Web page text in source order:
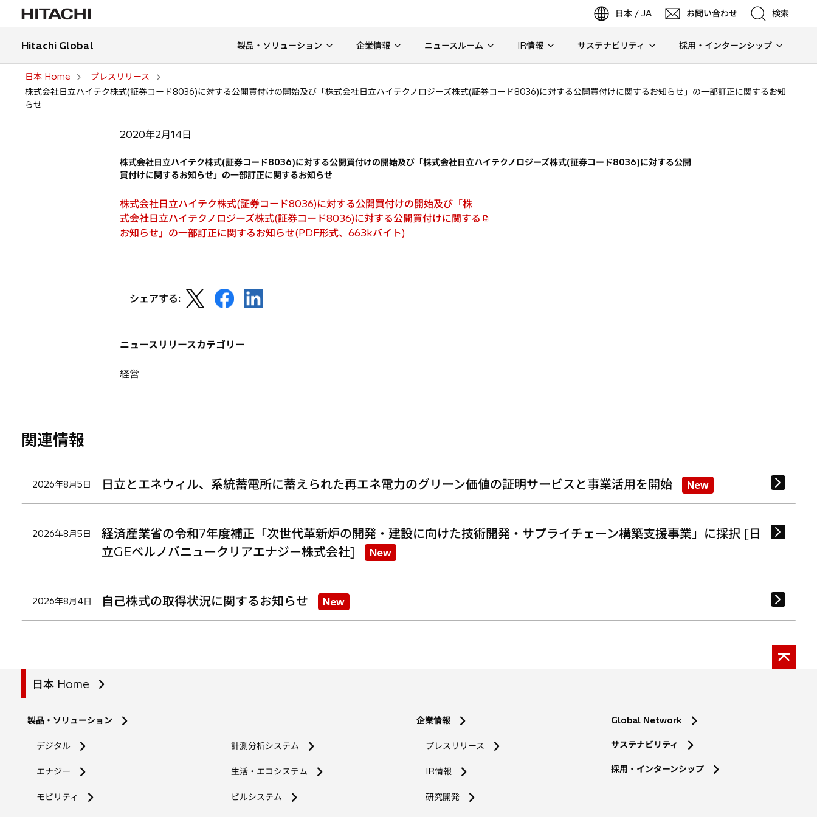
日本 / JA お問い合わせ 検索
検索
検索
Hitachi Global 製品・ソリューション 企業情報 ニュースルーム IR情報 サステナビリティ 採用・インターンシップ
日本 Home
プレスリリース
株式会社日立ハイテク株式(証券コード8036)に対する公開買付けの開始及び「株式会社日立ハイテクノロジーズ株式(証券コード8036)に対する公開買付けに関するお知らせ」の一部訂正に関するお知
らせ
2020年2月14日
株式会社日立ハイテク株式(証券コード8036)に対する公開買付けの開始及び「株式会社日立ハイテクノロジーズ株式(証券コード8036)に対する公開
買付けに関するお知らせ」の一部訂正に関するお知らせ
株式会社日立ハイテク株式(証券コード8036)に対する公開買付けの開始及び「株
式会社日立ハイテクノロジーズ株式(証券コード8036)に対する公開買付けに関する
お知らせ」の一部訂正に関するお知らせ(PDF形式、663kバイト)
シェアする:
し
タ
新
し
ニュースリリースカテゴリー
経営
関連情報
2026年8月5日 日立とエネウィル、系統蓄電所に蓄えられた再エネ電力のグリーン価値の証明サービスと事業活用を開始 New
2026年8月5日
経済産業省の令和7年度補正「次世代革新炉の開発・建設に向けた技術開発・サプライチェーン構築支援事業」に採択 [日
立GEベルノバニュークリアエナジー株式会社]
New
2026年8月4日 自己株式の取得状況に関するお知らせ New
日本 Home
製品・ソリューション
デジタル
エナジー
モビリティ
計測分析システム
生活・エコシステム
ビルシステム
企業情報
プレスリリース
IR情報
研究開発新
Global Network
サステナビリティ
採用・インターンシップ